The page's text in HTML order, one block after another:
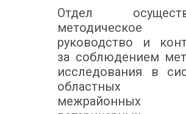
Отдел
методическое
руководство и
за соблюдением
исследования в
межрайонных